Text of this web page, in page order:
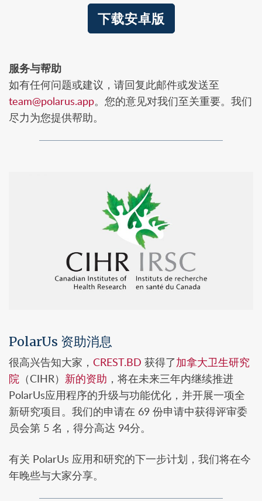
下载安卓版
服务与帮助
如有任何问题或建议，请回复此邮件或发送至
team@polarus.app。您的意见对我们至关重要。我们
尽力为您提供帮助。
PolarUs 资助消息
很高兴告知大家， CREST.BD 获得了加拿大卫生研究
院 （CIHR） 新的资助 ，将在未来三年内继续推进
PolarUs应用程序的升级与功能优化，并开展一项全
新研究项目。我们的申请在 69 份申请中获得评审委
员会第 5 名，得分高达 94分。
有关 PolarUs 应用和研究的下一步计划，我们将在今
年晚些与大家分享。